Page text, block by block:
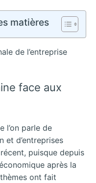
matières
de l’entreprise
face aux
l’on parle de
et d’entreprises
puisque depuis
après la
ont fait